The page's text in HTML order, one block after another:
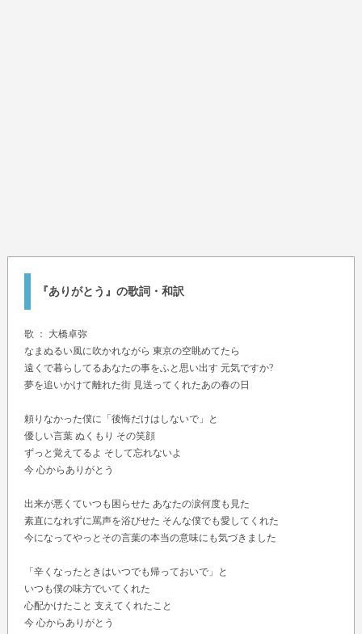
『ありがとう』の歌詞・和訳
歌 ： 大橋卓弥
なまぬるい風に吹かれながら 東京の空眺めてたら
遠くで暮らしてるあなたの事をふと思い出す 元気ですか?
夢を追いかけて離れた街 見送ってくれたあの春の日
頼りなかった僕に「後悔だけはしないで」と
優しい言葉 ぬくもり その笑顔
ずっと覚えてるよ そして忘れないよ
今 心からありがとう
出来が悪くていつも困らせた あなたの涙何度も見た
素直になれずに罵声を浴びせた そんな僕でも愛してくれた
今になってやっとその言葉の本当の意味にも気づきました
「辛くなったときはいつでも帰っておいで」と
いつも僕の味方でいてくれた
心配かけたこと 支えてくれたこと
今 心からありがとう